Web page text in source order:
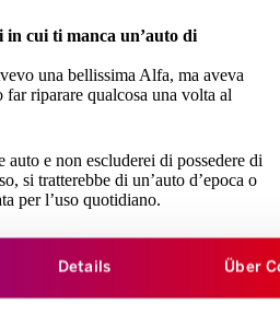
Details Über
in cui ti manca un’auto di
una bellissima Alfa, ma aveva
riparare qualcosa una volta al
e non escluderei di possedere di
si tratterebbe di un’auto d’epoca o
per l’uso quotidiano.
positivo da quando utilizzi il car
partire. Inoltre, posso testare auto